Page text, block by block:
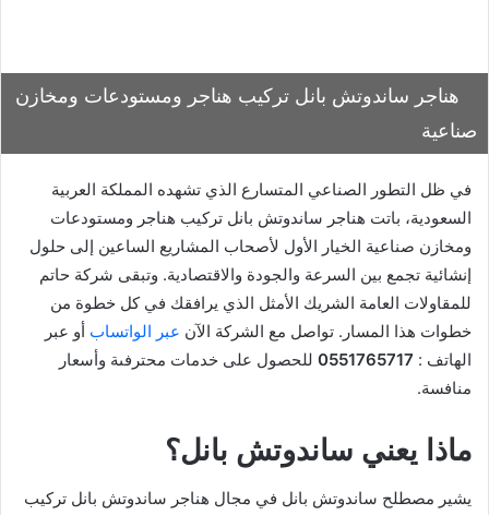
هناجر ساندوتش بانل تركيب هناجر ومستودعات ومخازن
صناعية
في ظل التطور الصناعي المتسارع الذي تشهده المملكة العربية
السعودية، باتت هناجر ساندوتش بانل تركيب هناجر ومستودعات
ومخازن صناعية الخيار الأول لأصحاب المشاريع الساعين إلى حلول
إنشائية تجمع بين السرعة والجودة والاقتصادية. وتبقى شركة حاتم
للمقاولات العامة الشريك الأمثل الذي يرافقك في كل خطوة من
خطوات هذا المسار. تواصل مع الشركة الآن عبر الواتساب أو عبر
الهاتف : 0551765717 للحصول على خدمات محترفىة وأسعار
منافسة.
ماذا يعني ساندوتش بانل؟
يشير مصطلح ساندوتش بانل في مجال هناجر ساندوتش بانل تركيب